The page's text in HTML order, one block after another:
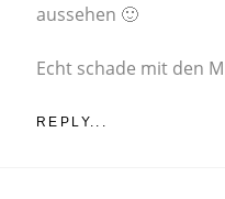
aussehen 🙂
Echt schade mit den
REPLY...